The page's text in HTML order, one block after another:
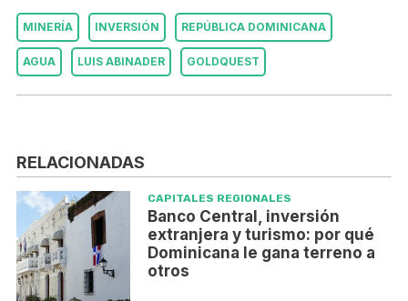
MINERÍA INVERSIÓN REPÚBLICA DOMINICANA
AGUA LUIS ABINADER GOLDQUEST
RELACIONADAS
CAPITALES REGIONALES
Banco Central, inversión
extranjera y turismo: por qué
Dominicana le gana terreno a
otros